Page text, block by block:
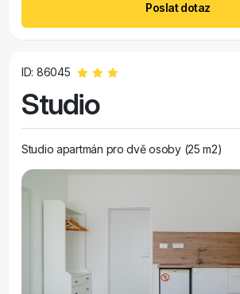
Poslat dotaz
ID: 86045
Studio
Studio apartmán pro dvě osoby (25 m2)